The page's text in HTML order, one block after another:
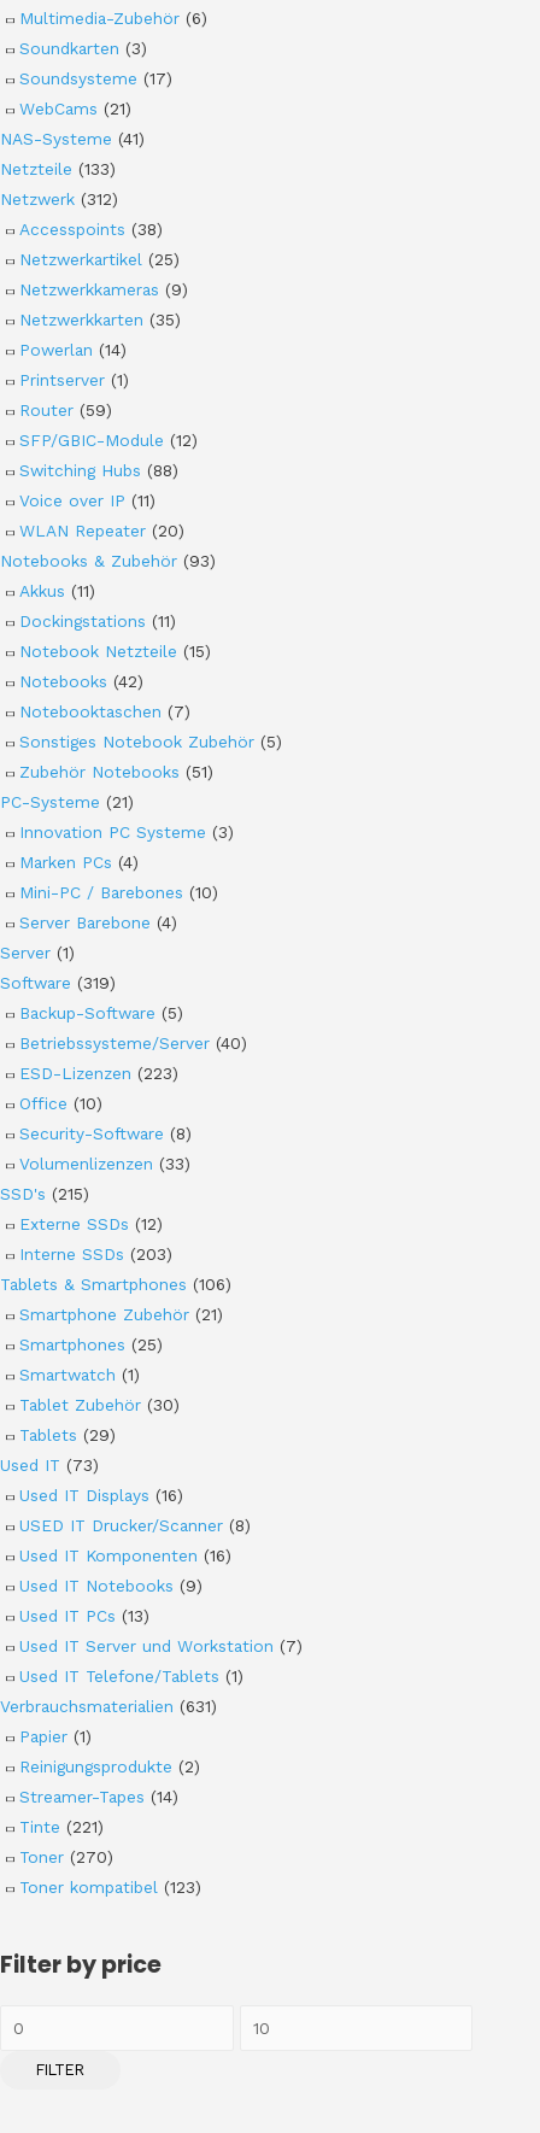
Multimedia-Zubehör (6)
Soundkarten (3)
Soundsysteme (17)
WebCams (21)
NAS-Systeme (41)
Netzteile (133)
Netzwerk (312)
Accesspoints (38)
Netzwerkartikel (25)
Netzwerkkameras (9)
Netzwerkkarten (35)
Powerlan (14)
Printserver (1)
Router (59)
SFP/GBIC-Module (12)
Switching Hubs (88)
Voice over IP (11)
WLAN Repeater (20)
Notebooks & Zubehör (93)
Akkus (11)
Dockingstations (11)
Notebook Netzteile (15)
Notebooks (42)
Notebooktaschen (7)
Sonstiges Notebook Zubehör (5)
Zubehör Notebooks (51)
PC-Systeme (21)
Innovation PC Systeme (3)
Marken PCs (4)
Mini-PC / Barebones (10)
Server Barebone (4)
Server (1)
Software (319)
Backup-Software (5)
Betriebssysteme/Server (40)
ESD-Lizenzen (223)
Office (10)
Security-Software (8)
Volumenlizenzen (33)
SSD's (215)
Externe SSDs (12)
Interne SSDs (203)
Tablets & Smartphones (106)
Smartphone Zubehör (21)
Smartphones (25)
Smartwatch (1)
Tablet Zubehör (30)
Tablets (29)
Used IT (73)
Used IT Displays (16)
USED IT Drucker/Scanner (8)
Used IT Komponenten (16)
Used IT Notebooks (9)
Used IT PCs (13)
Used IT Server und Workstation (7)
Used IT Telefone/Tablets (1)
Verbrauchsmaterialien (631)
Papier (1)
Reinigungsprodukte (2)
Streamer-Tapes (14)
Tinte (221)
Toner (270)
Toner kompatibel (123)
Filter by price
FILTER